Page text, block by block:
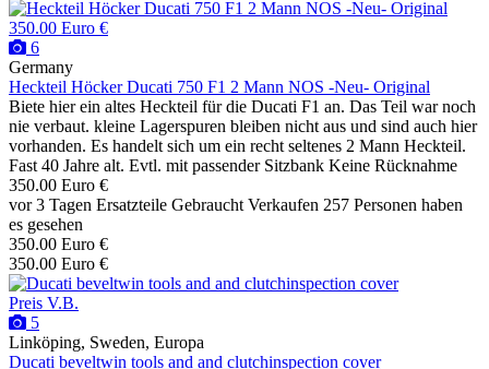
350.00 Euro €
6
Germany
Heckteil Höcker Ducati 750 F1 2 Mann NOS -Neu- Original
Biete hier ein altes Heckteil für die Ducati F1 an. Das Teil war noch
nie verbaut. kleine Lagerspuren bleiben nicht aus und sind auch hier
vorhanden. Es handelt sich um ein recht seltenes 2 Mann Heckteil.
Fast 40 Jahre alt. Evtl. mit passender Sitzbank Keine Rücknahme
350.00 Euro €
vor 3 Tagen Ersatzteile Gebraucht Verkaufen 257 Personen haben
es gesehen
350.00 Euro €
350.00 Euro €
Preis V.B.
5
Linköping, Sweden, Europa
Ducati beveltwin tools and and clutchinspection cover